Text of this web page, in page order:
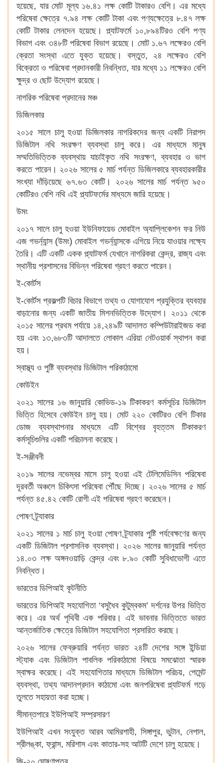
হয়েছে, যার মোট মূল্য ১৬.৪১ লক্ষ কোটি টাকারও বেশি। এর মধ্যে
পরিষেবা ক্ষেত্রে ৭.৯৪ লক্ষ কোটি টাকা এবং পণ্যক্ষেত্রে ৮.৪৭ লক্ষ
কোটি টাকার লেনদেন হয়েছে। প্ল্যাটফর্মে ১০,৮৯৪টিরও বেশি পণ্য
বিভাগ এবং ৩৪৮টি পরিষেবা বিভাগ রয়েছে। মোট ১.৬৭ লক্ষেরও বেশি
ক্রেতা সংস্থা এতে যুক্ত হয়েছে। বস্তুত, ২৪ লক্ষেরও বেশি
বিক্রেতা ও পরিষেবা প্রদানকারী নিবন্ধিত, যার মধ্যে ১১ লক্ষেরও বেশি
ক্ষুদ্র ও ছোট উদ্যোগ রয়েছে।
নাগরিক পরিষেবা প্রদানের মঞ্চ
ডিজিলকার
২০১৫ সালে চালু হওয়া ডিজিলকার নাগরিকদের জন্য একটি নিরাপদ
ডিজিটাল নথি সংরক্ষণ ব্যবস্থা চালু করে। এর মাধ্যমে মানুষ
সম্মতিভিত্তিক ব্যবস্থায় যাচাইকৃত নথি সংরক্ষণ, ব্যবহার ও ভাগ
করতে পারেন। ২০২৬ সালের ৫ মার্চ পর্যন্ত ডিজিলকারে ব্যবহারকারীর
সংখ্যা দাঁড়িয়েছে ৬৭.৬৩ কোটি। ২০২৬ সালের মার্চ পর্যন্ত ৯৫০
কোটিরও বেশি নথি এই প্ল্যাটফর্মের মাধ্যমে জারি হয়েছে।
উমং
২০১৭ সালে চালু হওয়া ইউনিফায়েড মোবাইল অ্যাপ্লিকেশন ফর নিউ
এজ গভর্ন্যান্স (উমং) মোবাইল গভর্ন্যান্সকে এগিয়ে নিয়ে যাওয়ার লক্ষ্যে
তৈরি। এটি একটি একক প্ল্যাটফর্ম যেখানে নাগরিকরা কেন্দ্র, রাজ্য এবং
স্থানীয় প্রশাসনের বিভিন্ন পরিষেবা গ্রহণ করতে পারেন।
ই-কোর্টস
ই-কোর্টস প্রকল্পটি বিচার বিভাগে তথ্য ও যোগাযোগ প্রযুক্তির ব্যবহার
বাড়ানোর জন্য একটি জাতীয় মিশনভিত্তিক উদ্যোগ। ২০১১ থেকে
২০১৫ সালের প্রথম পর্যায়ে ১৪,২৪৯টি আদালত কম্পিউটারাইজড করা
হয় এবং ১৩,৬৮৩টি আদালতে লোকাল এরিয়া নেটওয়ার্ক স্থাপন করা
হয়।
স্বাস্থ্য ও পুষ্টি ব্যবস্থার ডিজিটাল পরিকাঠামো
কোউইন
২০২১ সালের ১৬ জানুয়ারি কোভিড-১৯ টিকাকরণ কর্মসূচির ডিজিটাল
ভিত্তি হিসেবে কোউইন চালু হয়। মোট ২২০ কোটিরও বেশি টিকার
ডোজ ব্যবস্থাপনার মাধ্যমে এটি বিশ্বের বৃহত্তম টিকাকরণ
কর্মসূচিগুলির একটি পরিচালনা করেছে।
ই-সঞ্জীবনী
২০১৯ সালের নভেম্বর মাসে চালু হওয়া এই টেলিমেডিসিন পরিষেবা
দূরবর্তী অঞ্চলে চিকিৎসা পরিষেবা পৌঁছে দিচ্ছে। ২০২৬ সালের ৫ মার্চ
পর্যন্ত ৪৫.৪২ কোটি রোগী এই পরিষেবা গ্রহণ করেছেন।
পোষণ ট্র্যাকার
২০২১ সালের ১ মার্চ চালু হওয়া পোষণ ট্র্যাকার পুষ্টি পর্যবেক্ষণের জন্য
একটি ডিজিটাল প্রশাসনিক ব্যবস্থা। ২০২৬ সালের জানুয়ারি পর্যন্ত
১৪.০৩ লক্ষ অঙ্গনওয়াড়ি কেন্দ্র এবং ৮.৯০ কোটি সুবিধাভোগী এতে
নিবন্ধিত।
ভারতের ডিপিআই কূটনীতি
ভারতের ডিপিআই সহযোগিতা ‘বসুধৈব কুটুম্বকম’ দর্শনের উপর ভিত্তি
করে। এর অর্থ পৃথিবী এক পরিবার। এই ভাবনার ভিত্তিতে ভারত
আন্তর্জাতিক ক্ষেত্রে ডিজিটাল সহযোগিতা প্রসারিত করছে।
২০২৬ সালের ফেব্রুয়ারি পর্যন্ত ভারত ২৪টি দেশের সঙ্গে ইন্ডিয়া
স্ট্যাক এবং ডিজিটাল পাবলিক পরিকাঠামো বিষয়ে সমঝোতা স্মারক
স্বাক্ষর করেছে। এই সহযোগিতার মাধ্যমে ডিজিটাল পরিচয়, পেমেন্ট
ব্যবস্থা, তথ্য আদানপ্রদান কাঠামো এবং জনপরিষেবা প্ল্যাটফর্ম গড়ে
তুলতে সহায়তা করা হচ্ছে।
সীমান্তপারে ইউপিআই সম্প্রসারণ
ইউপিআই এখন সংযুক্ত আরব আমিরশাহী, সিঙ্গাপুর, ভুটান, নেপাল,
শ্রীলঙ্কা, ফ্রান্স, মরিশাস এবং কাতার-সহ আটটি দেশে চালু হয়েছে।